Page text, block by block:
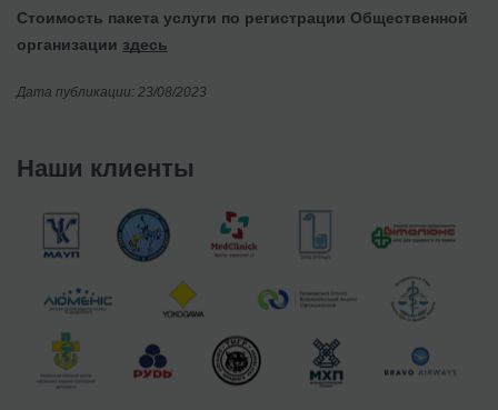
Стоимость пакета услуги по регистрации Общественной
организации здесь
Дата публикации: 23/08/2023
Наши клиенты